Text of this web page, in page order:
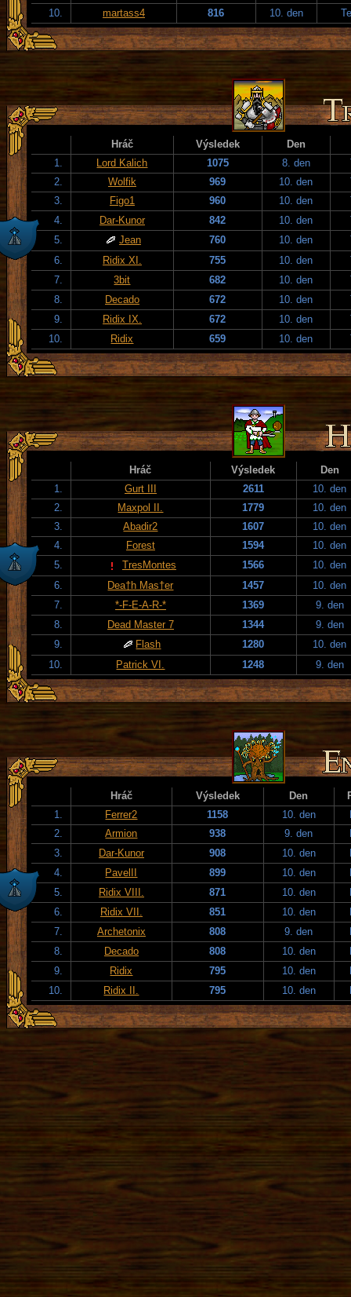
10.
martass4 816 10. den
Hráč Výsledek
Den
1.
Lord Kalich 1075 8. den
2.
Wolfik 969 10. den
3.
Figo1 960 10. den
4.
Dar-Kunor 842 10. den
5.
Jean 760 10. den
6.
Ridix XI. 755 10. den
7.
3bit 682 10. den
8.
Decado 672 10. den
9.
Ridix IX. 672 10. den
10.
Ridix 659 10. den
Hráč Výsledek
Den
1.
Gurt III 2611
10. den
2.
Maxpol II. 1779
10. den
3.
Abadir2 1607
10. den
4.
Forest 1594
10. den
5.
TresMontes 1566
10. den
6.
Dea†h Mas†er 1457
10. den
7.
*-F-E-A-R-* 1369
9. den
8.
Dead Master 7 1344
9. den
9.
Flash 1280
10. den
10.
Patrick VI. 1248 9. den
Hráč Výsledek Den
1.
Ferrer2 1158 10. den
2.
Armion 938 9. den
3.
Dar-Kunor 908 10. den
4.
PavelII 899 10. den
5.
Ridix VIII. 871 10. den
6.
Ridix VII. 851 10. den
7.
Archetonix 808 9. den
8.
Decado 808 10. den
9.
Ridix 795 10. den
10.
Ridix II. 795 10. den